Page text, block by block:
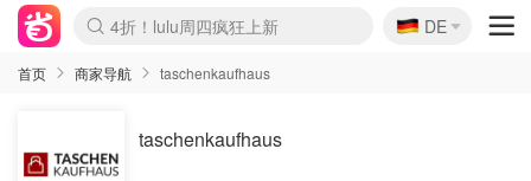
Boticinal 夏促开抢！
4折！lulu周四疯狂上新
还没结束！&OtherStories大促
Joybuy变相75折 随时失效
速领！Stanley独家85折
疑似霸哥！Camper额外叠85折
Zalando 奥莱闪促！每日更新
Moncler反季囤！5折起+叠9折
Coach Brooklyn仅€192
🇩🇪
DE
首页 商家导航 taschenkaufhaus
taschenkaufhaus